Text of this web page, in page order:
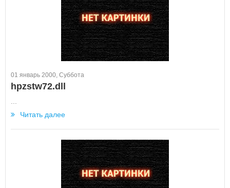
01 январь 2000, Суббота
hpzstw72.dll
Читать далее